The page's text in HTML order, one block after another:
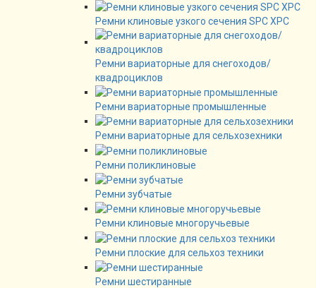
Ремни клиновые узкого сечения SPC XPC
Ремни вариаторные для снегоходов/
квадроциклов
Ремни вариаторные промышленные
Ремни вариаторные для сельхозехники
Ремни поликлиновые
Ремни зубчатые
Ремни клиновые многоручьевые
Ремни плоские для сельхоз техники
Ремни шестиранные